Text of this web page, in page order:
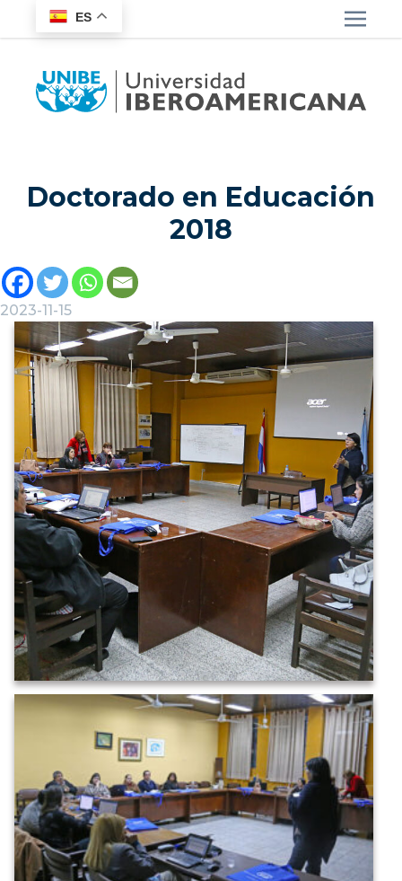
ES
Doctorado en Educación
2018
2023-11-15